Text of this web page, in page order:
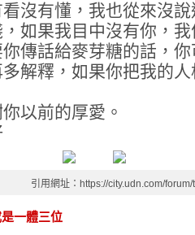
看沒有懂，我也從來沒
，如果我目中沒有你，
你傳話給麥芽糖的話，
多解釋，如果你把我的
以前的厚愛。
引用網址：https://city.udn.com/
一體三位